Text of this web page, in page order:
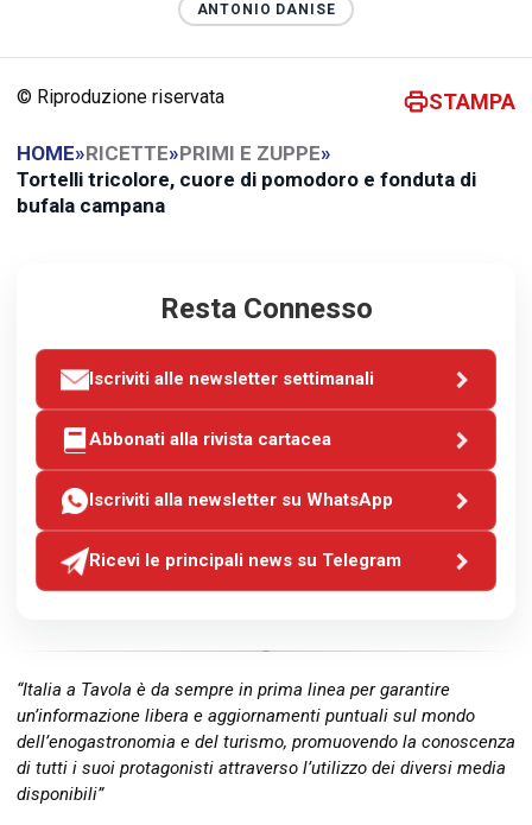
ANTONIO DANISE
© Riproduzione riservata STAMPA
HOME»RICETTE»PRIMI E ZUPPE»
Tortelli tricolore, cuore di pomodoro e fonduta di
bufala campana
Resta Connesso
Iscriviti alle newsletter settimanali
Abbonati alla rivista cartacea
Iscriviti alla newsletter su WhatsApp
Ricevi le principali news su Telegram
“Italia a Tavola è da sempre in prima linea per garantire
un’informazione libera e aggiornamenti puntuali sul mondo
dell’enogastronomia e del turismo, promuovendo la conoscenza
di tutti i suoi protagonisti attraverso l’utilizzo dei diversi media
disponibili”